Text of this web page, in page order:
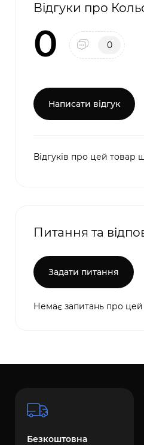
Відгуки про
0 0
Написати відгук
Відгуків про цей товар
Питання та
Задати питання
Немає запитань про цей
Безкоштовна